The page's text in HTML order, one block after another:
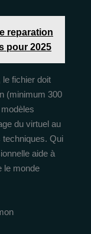
reparation
pour 2025
le fichier doit
(minimum 300
du virtuel au
techniques. Qui
aide à
le monde